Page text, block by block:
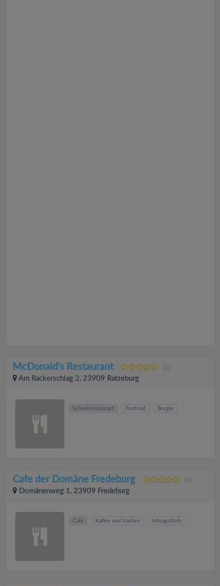
McDonald's Restaurant (0)
Am Rackerschlag 2, 23909 Ratzeburg
Schnellrestaurant Fastfood Burger
Cafe der Domäne Fredeburg (0)
Domänenweg 1, 23909 Fredeburg
Cafe Kaffee und Kuchen Mittagstisch